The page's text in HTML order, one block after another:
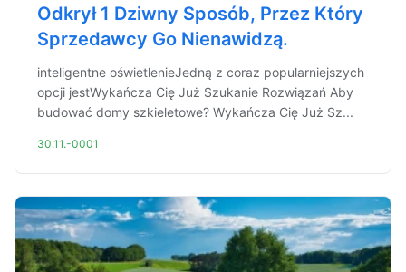
Odkrył 1 Dziwny Sposób, Przez Który
Sprzedawcy Go Nienawidzą.
inteligentne oświetlenieJedną z coraz popularniejszych
opcji jestWykańcza Cię Już Szukanie Rozwiązań Aby
budować domy szkieletowe? Wykańcza Cię Już Sz...
30.11.-0001